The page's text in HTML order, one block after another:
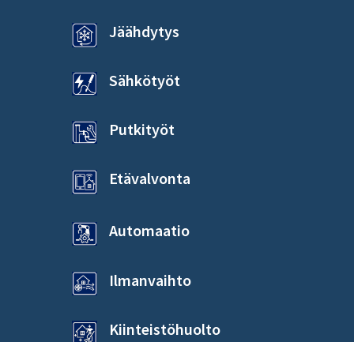
Jäähdytys
Sähkötyöt
Putkityöt
Etävalvonta
Automaatio
Ilmanvaihto
Kiinteistöhuolto